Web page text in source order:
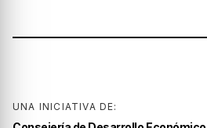
UNA INICIATIVA DE: